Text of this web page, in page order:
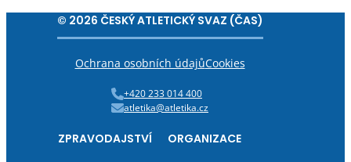
© 2026 ČESKÝ ATLETICKÝ SVAZ (ČAS)
Ochrana osobních údajůCookies
+420 233 014 400
atletika@atletika.cz
ZPRAVODAJSTVÍ ORGANIZACE